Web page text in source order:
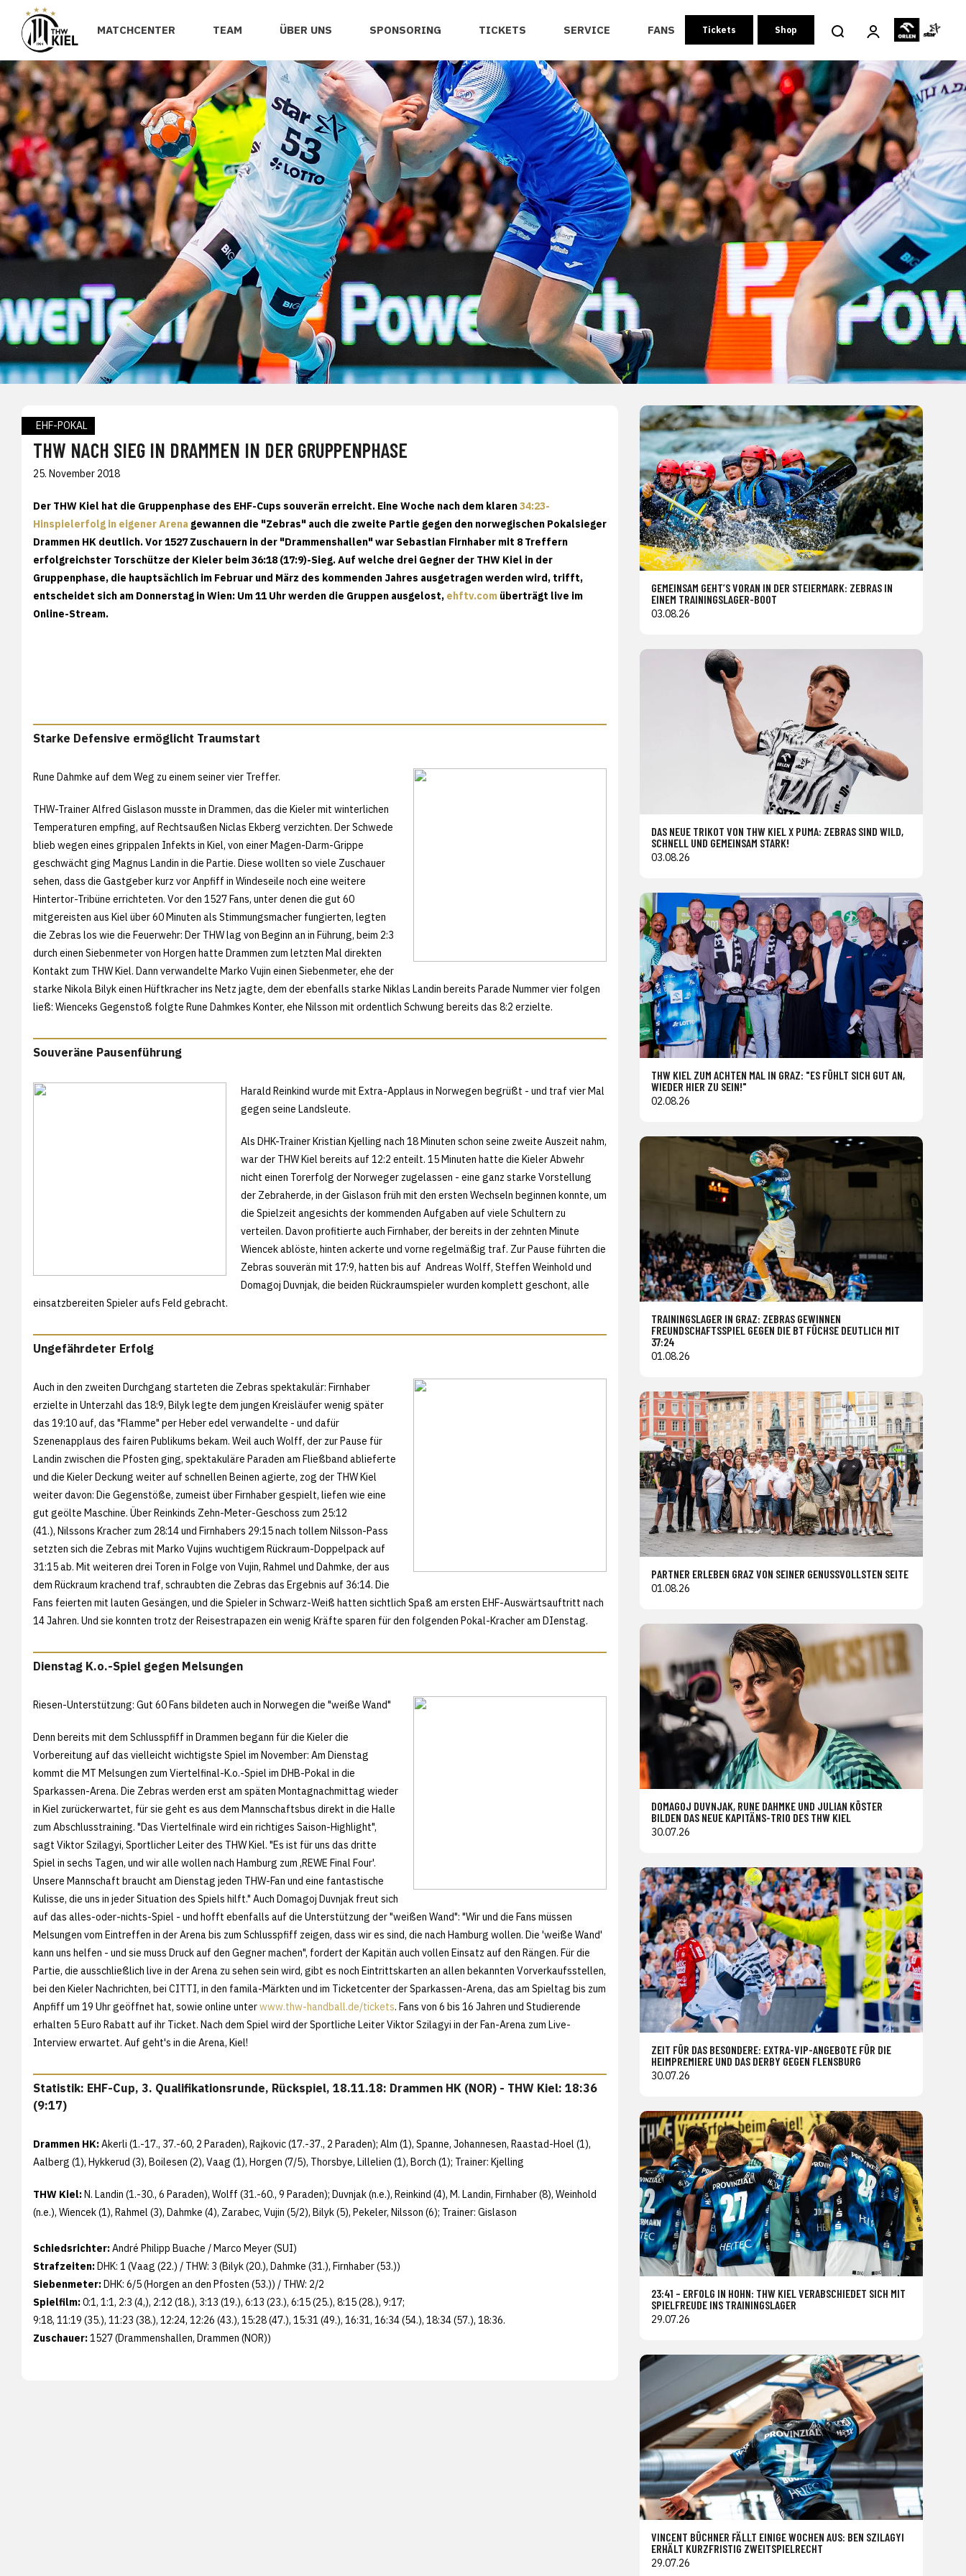
MATCHCENTER TEAM ÜBER UNS SPONSORING TICKETS SERVICE FANS Tickets Shop
EHF-POKAL
THW NACH SIEG IN DRAMMEN IN DER GRUPPENPHASE
25. November 2018
Der THW Kiel hat die Gruppenphase des EHF-Cups souverän erreicht. Eine Woche nach dem klaren34:23-
Hinspielerfolg in eigener Arena gewannen die "Zebras" auch die zweite Partie gegen den norwegischen Pokalsieger
Drammen HK deutlich. Vor 1527 Zuschauern in der "Drammenshallen" war Sebastian Firnhaber mit 8 Treffern
erfolgreichster Torschütze der Kieler beim 36:18 (17:9)-Sieg. Auf welche drei Gegner der THW Kiel in der
Gruppenphase, die hauptsächlich im Februar und März des kommenden Jahres ausgetragen werden wird, trifft,
entscheidet sich am Donnerstag in Wien: Um 11 Uhr werden die Gruppen ausgelost, ehftv.com überträgt live im
Online-Stream.
Starke Defensive ermöglicht Traumstart
Rune Dahmke auf dem Weg zu einem seiner vier Treffer.
THW-Trainer Alfred Gislason musste in Drammen, das die Kieler mit winterlichen
Temperaturen empfing, auf Rechtsaußen Niclas Ekberg verzichten. Der Schwede
blieb wegen eines grippalen Infekts in Kiel, von einer Magen-Darm-Grippe
geschwächt ging Magnus Landin in die Partie. Diese wollten so viele Zuschauer
sehen, dass die Gastgeber kurz vor Anpfiff in Windeseile noch eine weitere
Hintertor-Tribüne errichteten. Vor den 1527 Fans, unter denen die gut 60
mitgereisten aus Kiel über 60 Minuten als Stimmungsmacher fungierten, legten
die Zebras los wie die Feuerwehr: Der THW lag von Beginn an in Führung, beim 2:3
durch einen Siebenmeter von Horgen hatte Drammen zum letzten Mal direkten
Kontakt zum THW Kiel. Dann verwandelte Marko Vujin einen Siebenmeter, ehe der
starke Nikola Bilyk einen Hüftkracher ins Netz jagte, dem der ebenfalls starke Niklas Landin bereits Parade Nummer vier folgen
ließ: Wienceks Gegenstoß folgte Rune Dahmkes Konter, ehe Nilsson mit ordentlich Schwung bereits das 8:2 erzielte.
Souveräne Pausenführung
Harald Reinkind wurde mit Extra-Applaus in Norwegen begrüßt - und traf vier Mal
gegen seine Landsleute.
Als DHK-Trainer Kristian Kjelling nach 18 Minuten schon seine zweite Auszeit nahm,
war der THW Kiel bereits auf 12:2 enteilt. 15 Minuten hatte die Kieler Abwehr
nicht einen Torerfolg der Norweger zugelassen - eine ganz starke Vorstellung
der Zebraherde, in der Gislason früh mit den ersten Wechseln beginnen konnte, um
die Spielzeit angesichts der kommenden Aufgaben auf viele Schultern zu
verteilen. Davon profitierte auch Firnhaber, der bereits in der zehnten Minute
Wiencek ablöste, hinten ackerte und vorne regelmäßig traf. Zur Pause führten die
Zebras souverän mit 17:9, hatten bis auf Andreas Wolff, Steffen Weinhold und
Domagoj Duvnjak, die beiden Rückraumspieler wurden komplett geschont, alle
einsatzbereiten Spieler aufs Feld gebracht.
Ungefährdeter Erfolg
Auch in den zweiten Durchgang starteten die Zebras spektakulär: Firnhaber
erzielte in Unterzahl das 18:9, Bilyk legte dem jungen Kreisläufer wenig später
das 19:10 auf, das "Flamme" per Heber edel verwandelte - und dafür
Szenenapplaus des fairen Publikums bekam. Weil auch Wolff, der zur Pause für
Landin zwischen die Pfosten ging, spektakuläre Paraden am Fließband ablieferte
und die Kieler Deckung weiter auf schnellen Beinen agierte, zog der THW Kiel
weiter davon: Die Gegenstöße, zumeist über Firnhaber gespielt, liefen wie eine
gut geölte Maschine. Über Reinkinds Zehn-Meter-Geschoss zum 25:12
(41.), Nilssons Kracher zum 28:14 und Firnhabers 29:15 nach tollem Nilsson-Pass
setzten sich die Zebras mit Marko Vujins wuchtigem Rückraum-Doppelpack auf
31:15 ab. Mit weiteren drei Toren in Folge von Vujin, Rahmel und Dahmke, der aus
dem Rückraum krachend traf, schraubten die Zebras das Ergebnis auf 36:14. Die
Fans feierten mit lauten Gesängen, und die Spieler in Schwarz-Weiß hatten sichtlich Spaß am ersten EHF-Auswärtsauftritt nach
14 Jahren. Und sie konnten trotz der Reisestrapazen ein wenig Kräfte sparen für den folgenden Pokal-Kracher am DIenstag.
Dienstag K.o.-Spiel gegen Melsungen
Riesen-Unterstützung: Gut 60 Fans bildeten auch in Norwegen die "weiße Wand"
Denn bereits mit dem Schlusspfiff in Drammen begann für die Kieler die
Vorbereitung auf das vielleicht wichtigste Spiel im November: Am Dienstag
kommt die MT Melsungen zum Viertelfinal-K.o.-Spiel im DHB-Pokal in die
Sparkassen-Arena. Die Zebras werden erst am späten Montagnachmittag wieder
in Kiel zurückerwartet, für sie geht es aus dem Mannschaftsbus direkt in die Halle
zum Abschlusstraining. "Das Viertelfinale wird ein richtiges Saison-Highlight",
sagt Viktor Szilagyi, Sportlicher Leiter des THW Kiel. "Es ist für uns das dritte
Spiel in sechs Tagen, und wir alle wollen nach Hamburg zum ,REWE Final Four'.
Unsere Mannschaft braucht am Dienstag jeden THW-Fan und eine fantastische
Kulisse, die uns in jeder Situation des Spiels hilft." Auch Domagoj Duvnjak freut sich
auf das alles-oder-nichts-Spiel - und hofft ebenfalls auf die Unterstützung der "weißen Wand": "Wir und die Fans müssen
Melsungen vom Eintreffen in der Arena bis zum Schlusspfiff zeigen, dass wir es sind, die nach Hamburg wollen. Die 'weiße Wand'
kann uns helfen - und sie muss Druck auf den Gegner machen", fordert der Kapitän auch vollen Einsatz auf den Rängen. Für die
Partie, die ausschließlich live in der Arena zu sehen sein wird, gibt es noch Eintrittskarten an allen bekannten Vorverkaufsstellen,
bei den Kieler Nachrichten, bei CITTI, in den famila-Märkten und im Ticketcenter der Sparkassen-Arena, das am Spieltag bis zum
Anpfiff um 19 Uhr geöffnet hat, sowie online unterwww.thw-handball.de/tickets. Fans von 6 bis 16 Jahren und Studierende
erhalten 5 Euro Rabatt auf ihr Ticket. Nach dem Spiel wird der Sportliche Leiter Viktor Szilagyi in der Fan-Arena zum Live-
Interview erwartet. Auf geht's in die Arena, Kiel!
Statistik: EHF-Cup, 3. Qualifikationsrunde, Rückspiel, 18.11.18: Drammen HK (NOR) - THW Kiel: 18:36
(9:17)
Drammen HK:Akerli (1.-17., 37.-60, 2 Paraden), Rajkovic (17.-37., 2 Paraden); Alm (1), Spanne, Johannesen, Raastad-Hoel (1),
Aalberg (1), Hykkerud (3), Boilesen (2), Vaag (1), Horgen (7/5), Thorsbye, Lillelien (1), Borch (1); Trainer: Kjelling
THW Kiel:N. Landin (1.-30., 6 Paraden), Wolff (31.-60., 9 Paraden); Duvnjak (n.e.), Reinkind (4), M. Landin, Firnhaber (8), Weinhold
(n.e.), Wiencek (1), Rahmel (3), Dahmke (4), Zarabec, Vujin (5/2), Bilyk (5), Pekeler, Nilsson (6); Trainer: Gislason
Schiedsrichter:André Philipp Buache / Marco Meyer (SUI)
Strafzeiten:DHK: 1 (Vaag (22.) / THW: 3 (Bilyk (20.), Dahmke (31.), Firnhaber (53.))
Siebenmeter:DHK: 6/5 (Horgen an den Pfosten (53.)) / THW: 2/2
Spielfilm:0:1, 1:1, 2:3 (4,), 2:12 (18.), 3:13 (19.), 6:13 (23.), 6:15 (25.), 8:15 (28.), 9:17;
9:18, 11:19 (35.), 11:23 (38.), 12:24, 12:26 (43.), 15:28 (47.), 15:31 (49.), 16:31, 16:34 (54.), 18:34 (57.), 18:36.
Zuschauer:1527 (Drammenshallen, Drammen (NOR))
GEMEINSAM GEHT’S VORAN IN DER STEIERMARK: ZEBRAS IN
EINEM TRAININGSLAGER-BOOT
03.08.26
DAS NEUE TRIKOT VON THW KIEL X PUMA: ZEBRAS SIND WILD,
SCHNELL UND GEMEINSAM STARK!
03.08.26
THW KIEL ZUM ACHTEN MAL IN GRAZ: "ES FÜHLT SICH GUT AN,
WIEDER HIER ZU SEIN!"
02.08.26
TRAININGSLAGER IN GRAZ: ZEBRAS GEWINNEN
FREUNDSCHAFTSSPIEL GEGEN DIE BT FÜCHSE DEUTLICH MIT
37:24
01.08.26
PARTNER ERLEBEN GRAZ VON SEINER GENUSSVOLLSTEN SEITE
01.08.26
DOMAGOJ DUVNJAK, RUNE DAHMKE UND JULIAN KÖSTER
BILDEN DAS NEUE KAPITÄNS-TRIO DES THW KIEL
30.07.26
ZEIT FÜR DAS BESONDERE: EXTRA-VIP-ANGEBOTE FÜR DIE
HEIMPREMIERE UND DAS DERBY GEGEN FLENSBURG
30.07.26
23:41 – ERFOLG IN HOHN: THW KIEL VERABSCHIEDET SICH MIT
SPIELFREUDE INS TRAININGSLAGER
29.07.26
VINCENT BÜCHNER FÄLLT EINIGE WOCHEN AUS: BEN SZILAGYI
ERHÄLT KURZFRISTIG ZWEITSPIELRECHT
29.07.26